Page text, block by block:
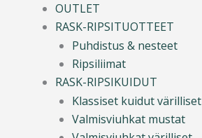
OUTLET
RASK-RIPSITUOTTEET
Puhdistus & nesteet
Ripsiliimat
RASK-RIPSIKUIDUT
Klassiset kuidut värilliset
Valmisviuhkat mustat